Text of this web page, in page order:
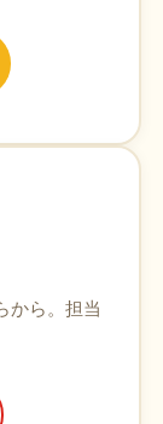
から。担当